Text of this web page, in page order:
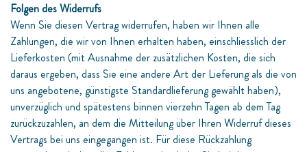
Folgen des Widerrufs
Wenn Sie diesen Vertrag widerrufen, haben wir Ihnen alle
Zahlungen, die wir von Ihnen erhalten haben, einschliesslich der
Lieferkosten (mit Ausnahme der zusätzlichen Kosten, die sich
daraus ergeben, dass Sie eine andere Art der Lieferung als die von
uns angebotene, günstigste Standardlieferung gewählt haben),
unverzüglich und spätestens binnen vierzehn Tagen ab dem Tag
zurückzuzahlen, an dem die Mitteilung über Ihren Widerruf dieses
Vertrags bei uns eingegangen ist. Für diese Rückzahlung